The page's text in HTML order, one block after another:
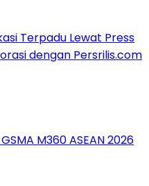
Terpadu Lewat Press
dengan Persrilis.com
M360 ASEAN 2026